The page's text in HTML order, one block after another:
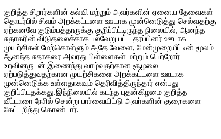
குறித்த சிறார்களின் கல்வி மற்றும் அவர்களின் ஏனைய தேவைகள்
தொடர்பில் சிவம் அறக்கட்டளை ஊடாக முன்னெடுத்து செல்வதற்கு
ஏற்கனவே குடும்பத்தாருக்கு குறிப்பிட்டிருந்த நிலையில், ஆனந்த
சுதாகரின் விடுதலைக்காக பல்வேறு பட்ட தரப்பினர் ஊடாக
முயற்சிகள் மேற்கொள்ளும் அதே வேளை, மேன்முறையீட்டின் மூலம்
ஆனந்த சுதாகரை அவரது பிள்ளைகள் மற்றும் பெற்றோர்
உறவினருடன் இணைந்து வாழ்வதற்கான சூழலை
ஏற்படுத்துவதற்கான முயற்சிகளை அறக்கட்டளை ஊடாக
முன்னெடுக்க உள்ளதாகவும் தெரிவித்திருந்தார் என்பது
குறிப்பிடதக்கது.இந்நிலையில் கடந்த புதன்கிழமை குறித்த
வீட்டாரை நேரில் சென்று பார்வையிட்டு அவர்களின் குறைகளை
கேட்டறிந்து கொண்டார்.